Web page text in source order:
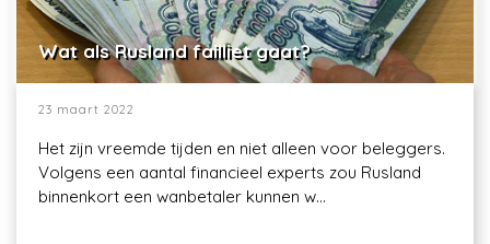
Wat als Rusland failliet gaat?
23 maart 2022
Het zijn vreemde tijden en niet alleen voor beleggers.
Volgens een aantal financieel experts zou Rusland
binnenkort een wanbetaler kunnen w...